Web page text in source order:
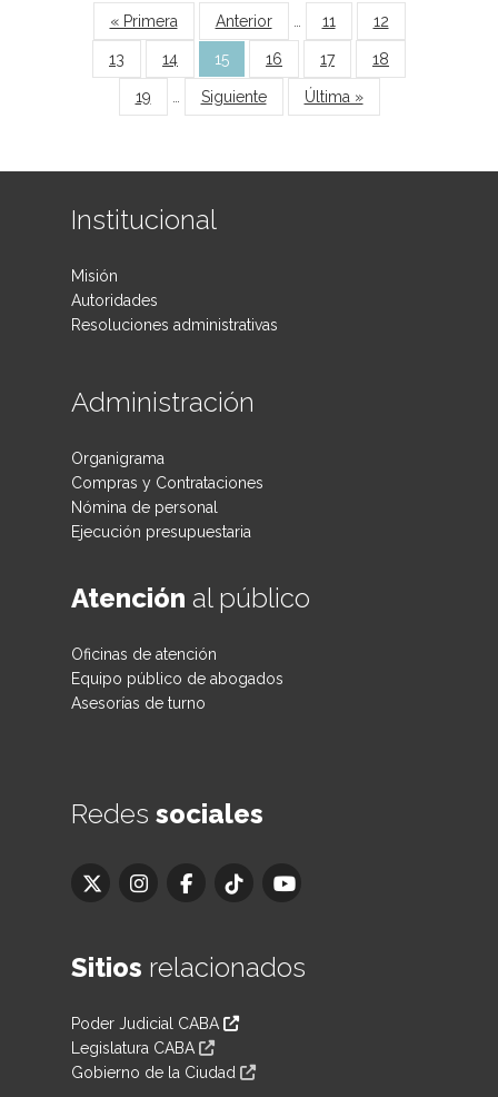
Páginas
« Primera Anterior 11 12
13 14 15 16 17 18
19 Siguiente Última »
Institucional
Misión
Autoridades
Resoluciones administrativas
Administración
Organigrama
Compras y Contrataciones
Nómina de personal
Ejecución presupuestaria
Atención al público
Oficinas de atención
Equipo público de abogados
Asesorías de turno
Redes sociales
Sitios relacionados
Poder Judicial CABA
Legislatura CABA
Gobierno de la Ciudad